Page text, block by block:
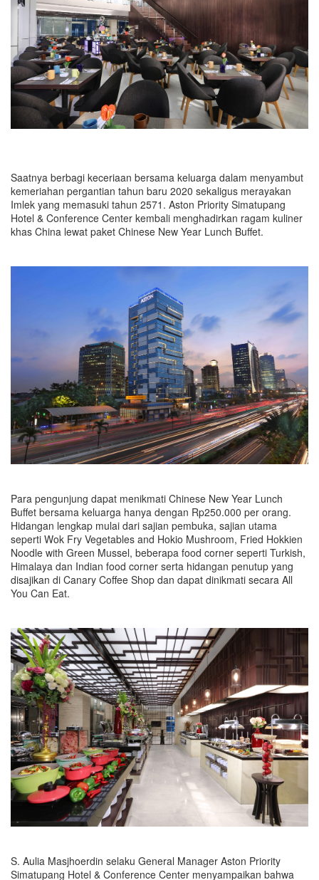
Saatnya berbagi keceriaan bersama keluarga dalam menyambut
kemeriahan pergantian tahun baru 2020 sekaligus merayakan
Imlek yang memasuki tahun 2571. Aston Priority Simatupang
Hotel & Conference Center kembali menghadirkan ragam kuliner
khas China lewat paket Chinese New Year Lunch Buffet.
Para pengunjung dapat menikmati Chinese New Year Lunch
Buffet bersama keluarga hanya dengan Rp250.000 per orang.
Hidangan lengkap mulai dari sajian pembuka, sajian utama
seperti Wok Fry Vegetables and Hokio Mushroom, Fried Hokkien
Noodle with Green Mussel, beberapa food corner seperti Turkish,
Himalaya dan Indian food corner serta hidangan penutup yang
disajikan di Canary Coffee Shop dan dapat dinikmati secara All
You Can Eat.
S. Aulia Masjhoerdin selaku General Manager Aston Priority
Simatupang Hotel & Conference Center menyampaikan bahwa